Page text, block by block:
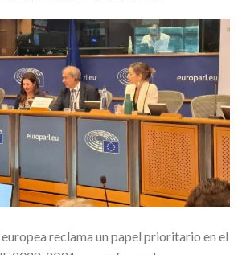
reclama un papel prioritario en el